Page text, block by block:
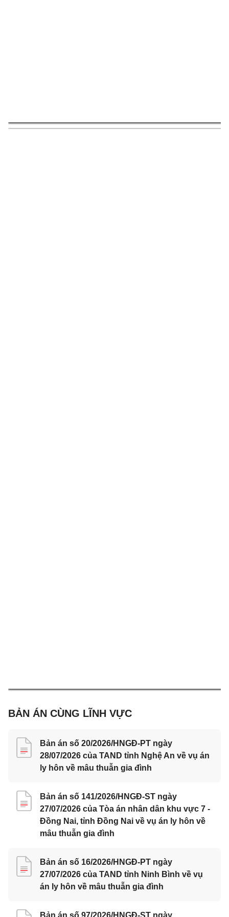
BẢN ÁN CÙNG LĨNH VỰC
Bản án số 20/2026/HNGĐ-PT ngày
28/07/2026 của TAND tỉnh Nghệ An về vụ án
ly hôn về mâu thuẫn gia đình
Bản án số 141/2026/HNGĐ-ST ngày
27/07/2026 của Tòa án nhân dân khu vực 7 -
Đồng Nai, tỉnh Đồng Nai về vụ án ly hôn về
mâu thuẫn gia đình
Bản án số 16/2026/HNGĐ-PT ngày
27/07/2026 của TAND tỉnh Ninh Bình về vụ
án ly hôn về mâu thuẫn gia đình